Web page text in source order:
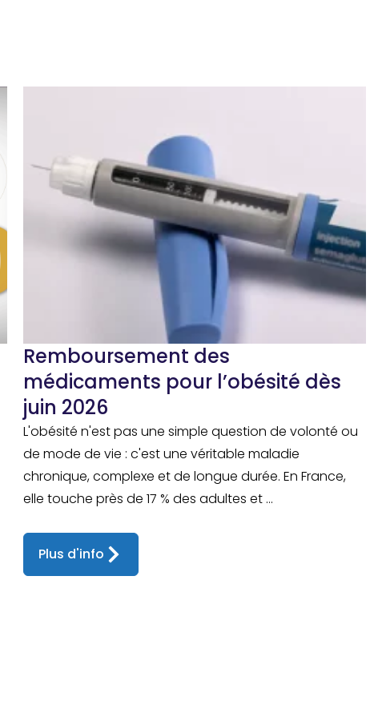
Remboursement des
médicaments pour l’obésité dès
juin 2026
L'obésité n'est pas une simple question de volonté ou
de mode de vie : c'est une véritable maladie
chronique, complexe et de longue durée. En France,
elle touche près de 17 % des adultes et ...
Plus d'info